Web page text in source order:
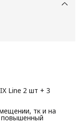
Line 2 шт + 3
тк и на
повышенный